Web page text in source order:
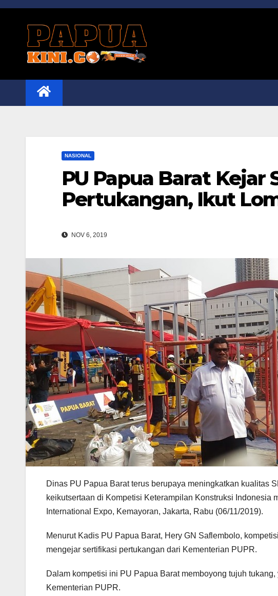
Skip
NASIONAL
PU Papua Barat Kejar
Pertukangan, Ikut
NOV 6, 2019
Dinas PU Papua Barat terus berupaya meningkatkan kualitas
keikutsertaan di Kompetisi Keterampilan Konstruksi Indonesia
International Expo, Kemayoran, Jakarta, Rabu (06/11/2019).
Menurut Kadis PU Papua Barat, Hery GN Saflembolo,
mengejar sertifikasi pertukangan dari Kementerian PUPR.
Dalam kompetisi ini PU Papua Barat memboyong tujuh
Kementerian PUPR.